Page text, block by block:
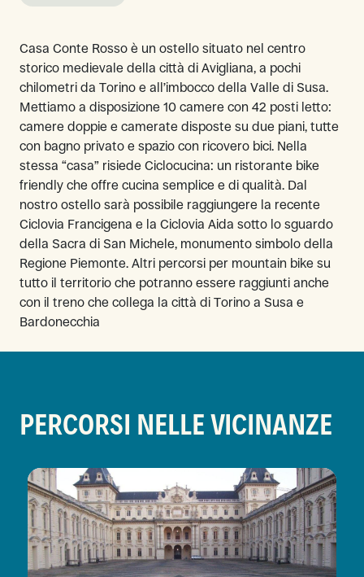
Casa Conte Rosso è un ostello situato nel centro
storico medievale della città di Avigliana, a pochi
chilometri da Torino e all’imbocco della Valle di Susa.
Mettiamo a disposizione 10 camere con 42 posti letto:
camere doppie e camerate disposte su due piani, tutte
con bagno privato e spazio con ricovero bici. Nella
stessa “casa” risiede Ciclocucina: un ristorante bike
friendly che offre cucina semplice e di qualità. Dal
nostro ostello sarà possibile raggiungere la recente
Ciclovia Francigena e la Ciclovia Aida sotto lo sguardo
della Sacra di San Michele, monumento simbolo della
Regione Piemonte. Altri percorsi per mountain bike su
tutto il territorio che potranno essere raggiunti anche
con il treno che collega la città di Torino a Susa e
Bardonecchia
PERCORSI NELLE VICINANZE